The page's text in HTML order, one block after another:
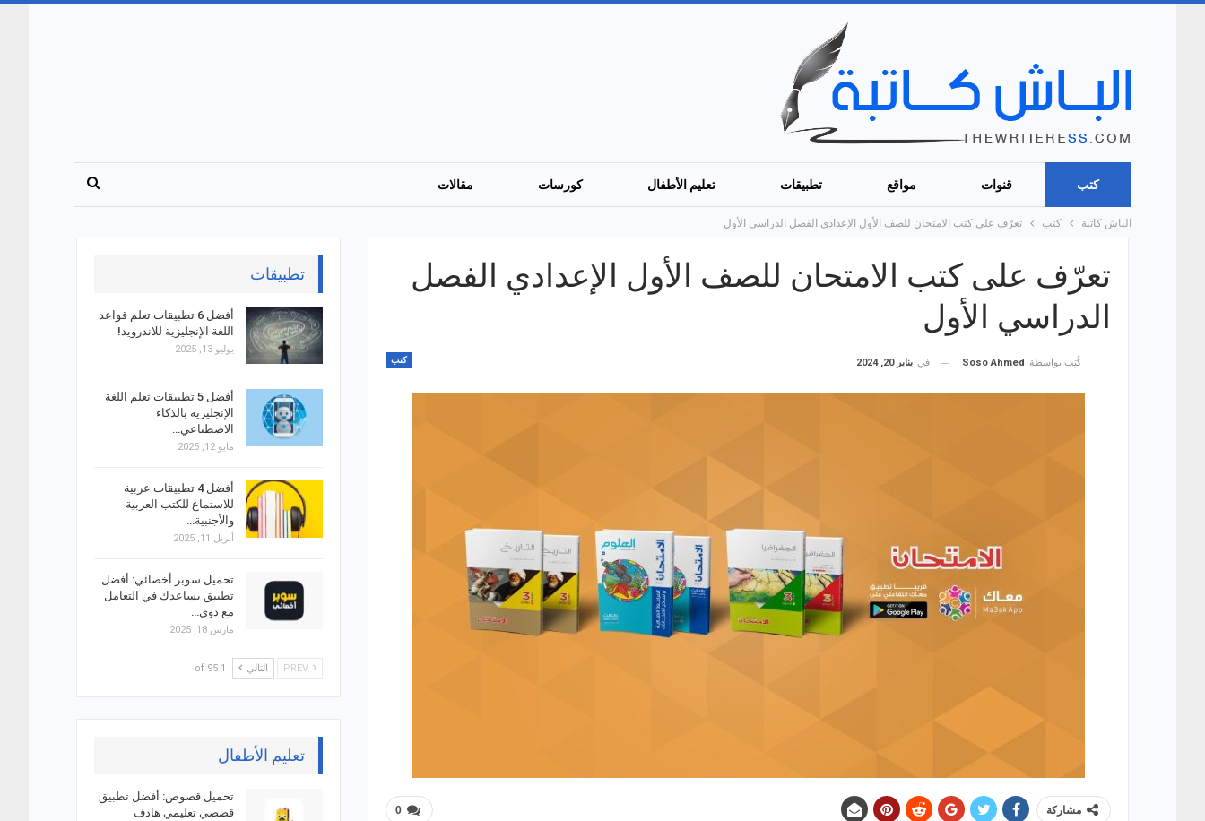
كتب قنوات مواقع تطبيقات تعليم الأطفال كورسات مقالات
الباش كاتبة كتب تعرّف على كتب الامتحان للصف الأول الإعدادي الفصل الدراسي الأول
تعرّف على كتب الامتحان للصف الأول الإعدادي الفصل
الدراسي الأول
كتب كُتِب بواسطة Soso Ahmed في يناير 20, 2024
0 مشاركة
تطبيقات
أفضل 6 تطبيقات تعلم قواعد
اللغة الإنجليزية للاندرويد!
يوليو 13, 2025
أفضل 5 تطبيقات تعلم اللغة
الإنجليزية بالذكاء
الاصطناعي…
مايو 12, 2025
أفضل 4 تطبيقات عربية
للاستماع للكتب العربية
والأجنبية…
أبريل 11, 2025
تحميل سوبر أخصائي: أفضل
تطبيق يساعدك في التعامل
مع ذوي…
مارس 18, 2025
التالي 1 of 95
تعليم الأطفال
تحميل قصوص: أفضل تطبيق
قصصي تعليمي هادف